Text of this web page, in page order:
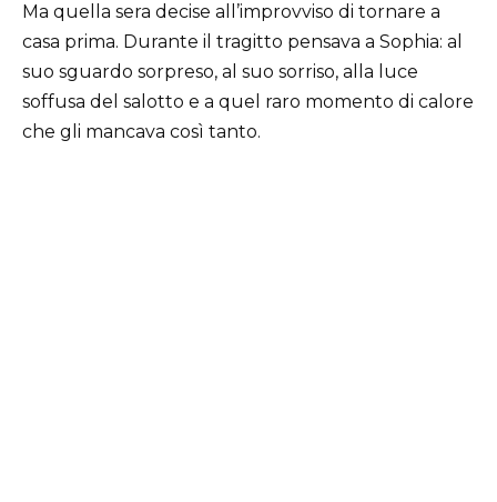
Ma quella sera decise all’improvviso di tornare a
casa prima. Durante il tragitto pensava a Sophia: al
suo sguardo sorpreso, al suo sorriso, alla luce
soffusa del salotto e a quel raro momento di calore
che gli mancava così tanto.